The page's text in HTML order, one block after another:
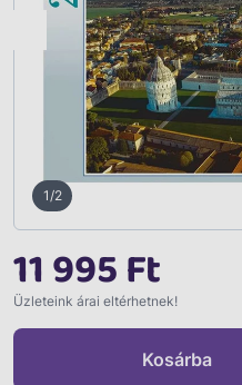
Vissza
1/2
11 995 Ft
Üzleteink árai eltérhetnek!
Kosárba